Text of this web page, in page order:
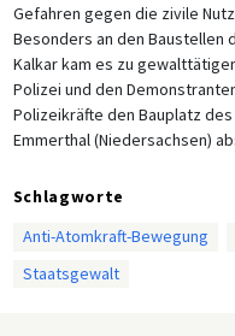
Gefahren gegen die zivile
Besonders an den Baustellen
Kalkar kam es zu
Polizei und den
Polizeikräfte den Bauplatz
Emmerthal (Niedersachsen)
Schlagworte
Anti-Atomkraft-Bewegung
Staatsgewalt